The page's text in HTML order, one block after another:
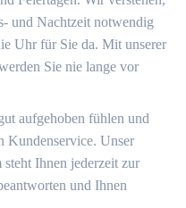
und Nachtzeit notwendig
Uhr für Sie da. Mit unserer
Sie nie lange vor
aufgehoben fühlen und
Kundenservice. Unser
Ihnen jederzeit zur
und Ihnen